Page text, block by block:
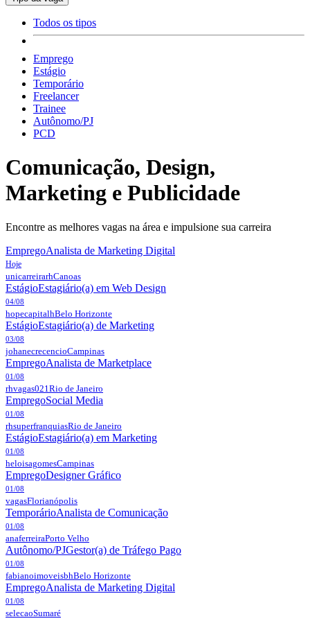
Todos os tipos
Emprego
Estágio
Temporário
Freelancer
Trainee
Autônomo/PJ
PCD
Comunicação, Design,
Marketing e Publicidade
Encontre as melhores vagas na área e impulsione sua carreira
EmpregoAnalista de Marketing Digital
Hoje
unicarreirarhCanoas
EstágioEstagiário(a) em Web Design
04/08
hopecapitalhBelo Horizonte
EstágioEstagiário(a) de Marketing
03/08
johanecrecencioCampinas
EmpregoAnalista de Marketplace
01/08
rhvagas021Rio de Janeiro
EmpregoSocial Media
01/08
rhsuperfranquiasRio de Janeiro
EstágioEstagiário(a) em Marketing
01/08
heloisagomesCampinas
EmpregoDesigner Gráfico
01/08
vagasFlorianópolis
TemporárioAnalista de Comunicação
01/08
anaferreiraPorto Velho
Autônomo/PJGestor(a) de Tráfego Pago
01/08
fabianoimoveisbhBelo Horizonte
EmpregoAnalista de Marketing Digital
01/08
selecaoSumaré